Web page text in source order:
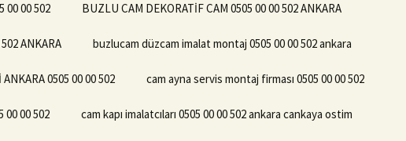
00 00 502 BUZLU CAM DEKORATİF CAM 0505 00 00 502 ANKARA
ANKARA buzlucam düzcam imalat montaj 0505 00 00 502 ankara
0505 00 00 502 cam ayna servis montaj firması 0505 00 00 502
00 00 502 cam kapı imalatcıları 0505 00 00 502 ankara cankaya ostim